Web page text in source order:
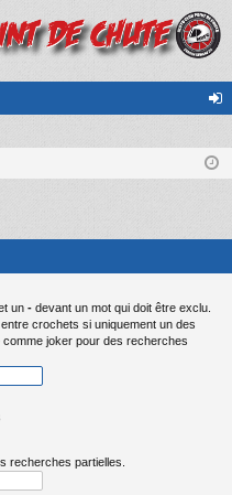
ne
un - devant un mot qui doit être exclu.
entre crochets si uniquement un des
joker pour des recherches
recherches partielles.